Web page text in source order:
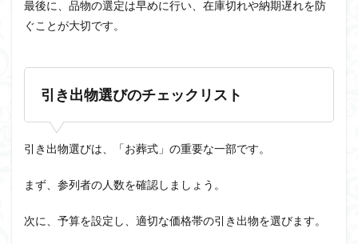
最後に、品物の選定は早めに行い、在庫切れや納期遅れを防
ぐことが大切です。
引き出物選びのチェックリスト
引き出物選びは、「お葬式」の重要な一部です。
まず、参列者の人数を確認しましょう。
次に、予算を設定し、適切な価格帯の引き出物を選びます。